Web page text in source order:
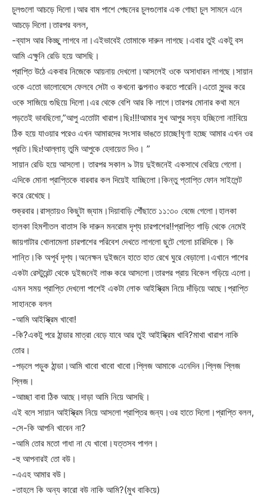
চুলগুলো আচড়ে দিলো।আর বাম পাশে পেছনের চুলগুলোর এক গোছা চুল সামনে এনে
আচড়ে দিলো।তারপর বলল,
-ব্যাস আর কিচ্ছু লাগবে না।এইভাবেই তোমাকে দারুন লাগছে।এবার তুই একটু বস
আমি এক্ষুনি রেডি হয়ে আসছি।
প্রাপ্তি উঠে একবার নিজেকে আয়নায় দেখলো।আসলেই ওকে অসাধারন লাগছে।সায়ান
ওকে এতো ভালোবেসে ফেলবে সেটা ও কখনো কল্পনাও করতে পারেনি।এতো সুন্দর করে
ওকে সাজিয়ে গুছিয়ে দিলো।এর থেকে বেশি আর কি লাগে।তারপর মোনার কথা মনে
পড়তেই ভাবছিলো,”আপু এতোটা খারাপ।ছিঃ!!!আমার সুখ আপুর সহ্য হচ্ছিলো না!বিয়ে
ঠিক হয়ে যাওয়ার পরেও এখন আমারদের সংসার ভাঙতে চাচ্ছে!ঘৃণা হচ্ছে আমার এখন ওর
প্রতি।ছিঃ!আল্লাহ্‌ তুমি আপুকে হেদায়েত দিও। ”
সায়ান রেডি হয়ে আসলো। তারপর সকাল ৯ টায় দুইজনেই একসাথে বেরিয়ে গেলো।
এদিকে মোনা প্রাপ্তিকে বারবার কল দিয়েই যাচ্ছিলো।কিন্তু প্তাপ্তি ফোন সাইলেন্ট
করে রেখেছে।
শুক্রবার।রাস্তায়ও কিছুটা জ্যাম।দিয়াবাড়ি পৌঁছাতে ১১:৩০ বেজে গেলো।হালকা
হালকা হিমশীতল বাতাস কি দারুন মনরোম দৃশ্য চারপাশের!!প্রাপ্তি গাড়ি থেকে নেমেই
জায়গাটার খোলামেলা চারপাশের পরিবেশ দেখতে লাগলো ছুটে গেলো চারিদিকে। কি
শান্তি।কি অপূর্ব দৃশ্য।অনেক্ষন দুইজনে হাতে হাত রেখে ঘুরে বেড়ালো।এখানে পাশের
একটা রেস্টুরেন্ট থেকে দুইজনেই লাঞ্চ করে আসলো।তারপর প্রায় বিকেল গড়িয়ে এলো।
এমন সময় প্রাপ্তি দেখলো পাশেই একটা লোক আইস্ক্রিম নিয়ে দাঁড়িয়ে আছে।প্রাপ্তি
সাহানকে বলল
-আমি আইস্ক্রিম খাবো!
-কি?একটু পরে ঠান্ডার মাত্রা বেড়ে যাবে আর তুই আইস্ক্রিম খাবি?মাথা খারাপ নাকি
তোর।
-পড়লে পড়ুক ঠান্ডা।আমি খাবো খাবো খাবো।প্লিজ আমাকে এনেদিন।প্লিজ প্লিজ
প্লিজ।
-আচ্ছা বাবা ঠিক আছে।দাড়া আমি নিয়ে আসছি।
এই বলে সায়ান আইস্ক্রিম নিয়ে আসলো প্রাপ্তির জন্য।ওর হাতে দিলো।প্রাপ্তি বলল,
-সে-কি আপনি খাবেন না?
-আমি তোর মতো গাধা না যে খাবো।যত্তসব পাগল।
-হু আপনারই তো বউ।
-এএহ আমার বউ।
-তাহলে কি অন্য কারো বউ নাকি আমি?(মুখ বাকিয়ে)